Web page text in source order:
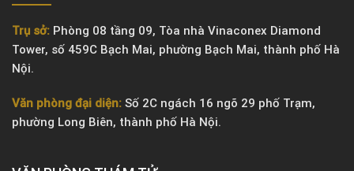
Trụ sở: Phòng 08 tầng 09, Tòa nhà Vinaconex Diamond
Tower, số 459C Bạch Mai, phường Bạch Mai, thành phố Hà
Nội.
Văn phòng đại diện: Số 2C ngách 16 ngõ 29 phố Trạm,
phường Long Biên, thành phố Hà Nội.